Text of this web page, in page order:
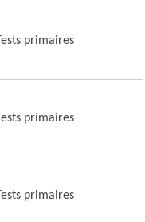
Tests primaires
Tests primaires
Tests primaires